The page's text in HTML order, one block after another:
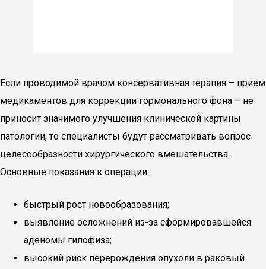
Если проводимой врачом консервативная терапия – прием
медикаментов для коррекции гормонального фона – не
приносит значимого улучшения клинической картины
патологии, то специалисты будут рассматривать вопрос
целесообразности хирургического вмешательства.
Основные показания к операции:
быстрый рост новообразования;
выявление осложнений из-за сформировавшейся
аденомы гипофиза;
высокий риск перерождения опухоли в раковый